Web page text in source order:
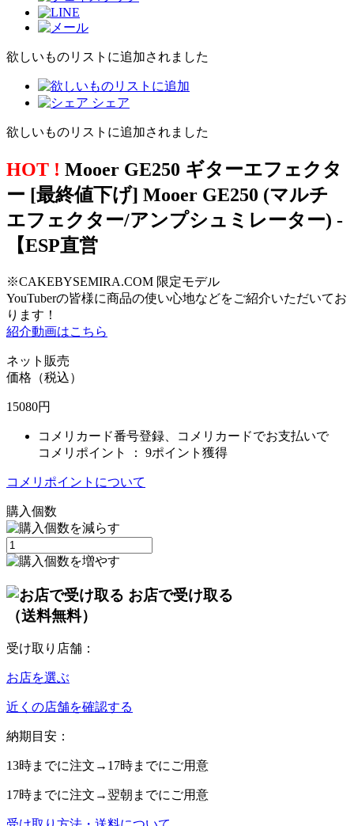
欲しいものリストに追加されました
シェア
欲しいものリストに追加されました
HOT ! Mooer GE250 ギターエフェクタ
ー [最終値下げ] Mooer GE250 (マルチ
エフェクター/アンプシュミレーター) -
【ESP直営
※CAKEBYSEMIRA.COM 限定モデル
YouTuberの皆様に商品の使い心地などをご紹介いただいてお
ります！
紹介動画はこちら
ネット販売
価格（税込）
15080円
コメリカード番号登録、コメリカードでお支払いで
コメリポイント ： 9ポイント獲得
コメリポイントについて
購入個数
お店で受け取る
（送料無料）
受け取り店舗：
お店を選ぶ
近くの店舗を確認する
納期目安：
13時までに注文→ 17時までにご用意
17時までに注文→ 翌朝 までにご用意